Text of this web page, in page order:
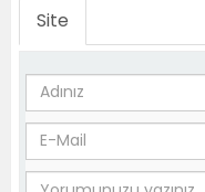
Site